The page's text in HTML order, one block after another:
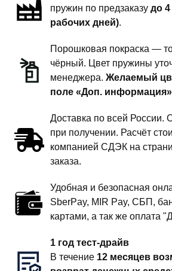
комфортпружин по предзаказу до 4
рабочих дней).
Порошковая покраска —
чёрный. Цвет пружины
менеджера. Желаемый
поле «Доп.
Доставка по всей России.
при получении. Расчёт
компанией СДЭК на
заказа.
Удобная и безопасная
SberPay, MIR Pay, СБП,
картами, а так же оплата
1 год тест-драйв
В течение 12 месяцев